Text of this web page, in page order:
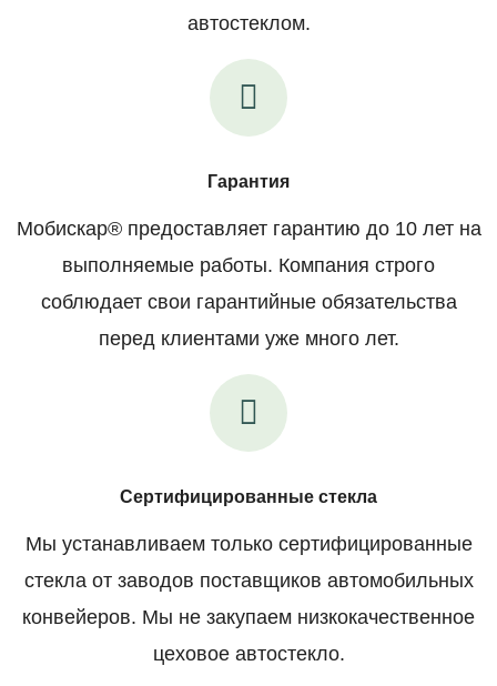
автостеклом.
Гарантия
Мобискар® предоставляет гарантию до 10 лет на
выполняемые работы. Компания строго
соблюдает свои гарантийные обязательства
перед клиентами уже много лет.
Сертифицированные стекла
Мы устанавливаем только сертифицированные
стекла от заводов поставщиков автомобильных
конвейеров. Мы не закупаем низкокачественное
цеховое автостекло.